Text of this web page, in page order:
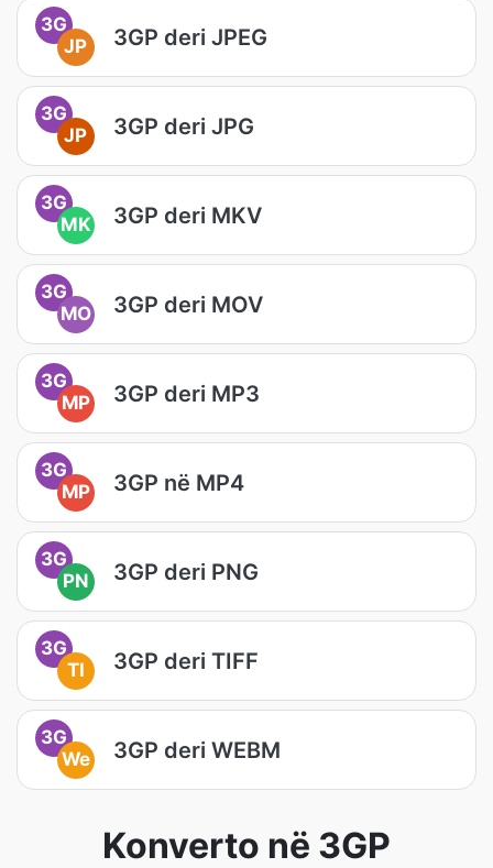
3G
JP
3GP deri JPEG
3G
JP
3GP deri JPG
3G
MK
3GP deri MKV
3G
MO
3GP deri MOV
3G
MP
3GP deri MP3
3G
MP
3GP në MP4
3G
PN
3GP deri PNG
3G
TI
3GP deri TIFF
3G
We
3GP deri WEBM
Konverto në 3GP